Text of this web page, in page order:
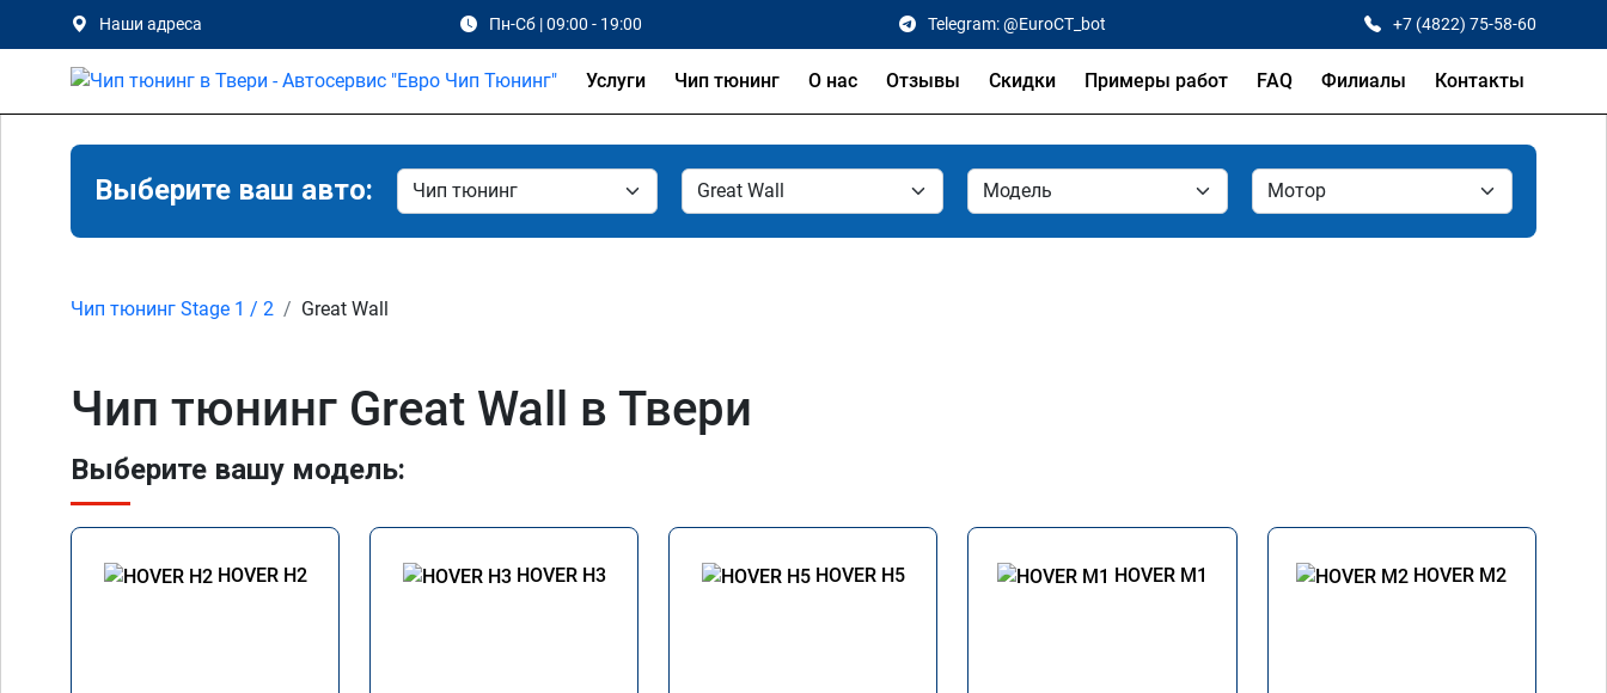
Наши адреса Пн-Сб | 09:00 - 19:00 Telegram: @EuroCT_bot +7 (4822) 75-58-60
Услуги Чип тюнинг О нас Отзывы Скидки Примеры работ FAQ Филиалы Контакты
Выберите ваш авто:
Чип тюнинг Stage 1 / 2 Great Wall
Чип тюнинг Great Wall в Твери
Выберите вашу модель:
HOVER H2 HOVER H3 HOVER H5 HOVER M1 HOVER M2